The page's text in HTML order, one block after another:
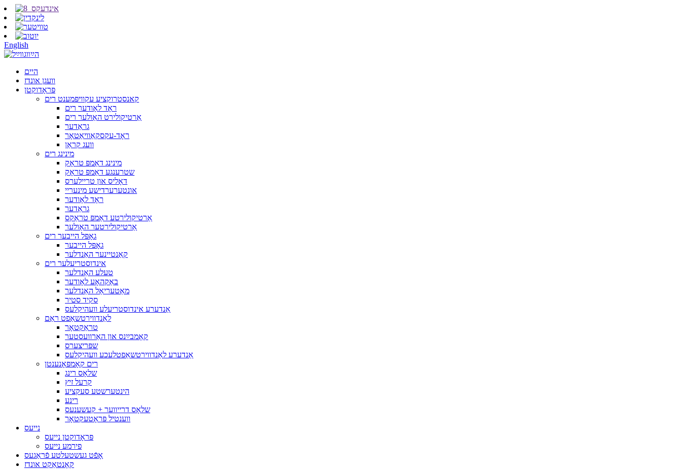
English
היים
וועגן אונדז
פּראָדוקטן
קאנסטרוקציע עקוויפּמענט רים
ראָד לאָודער רים
אַרטיקולירט האַולער רים
גראַדער
ראָד-עקסקאַוויאַטאָר
וועג קראַן
מינינג רים
מינינג דאַמפּ טראָק
שטרענגע דאַמפּ טראָק
דאָליס און טריילערס
אונטערערדישע מינעריי
ראָד לאָודער
גראַדער
אַרטיקולירטע דאַמפּ טראַקס
אַרטיקולירטער האַולער
גאָפּל הייבער רים
גאָפּל הייבער
קאַנטיינער האַנדלער
אינדוסטריעלער רים
טעלע האַנדלער
באַקהאָע לאָודער
מאַטעריאַל האַנדלער
סקיד סטיר
אַנדערע אינדוסטריעלע וועהיקלעס
לאַנדווירטשאַפט ראַם
טראַקטאָר
קאָמבײַנס און האַרוועסטער
שפּריצערס
אַנדערע לאַנדווירטשאַפטלעכע וועהיקלעס
רים קאָמפּאָנענטן
שלאָס רינג
קרעל זיץ
הינטערשטע סעקציע
רינע
שלאָס דרייווער + קעשענעס
ווענטיל פּראָטעקטאָר
נייעס
פּראָדוקטן נייעס
פירמע נייעס
אָפֿט געשטעלטע פֿראַגעס
קאָנטאַקט אונדז